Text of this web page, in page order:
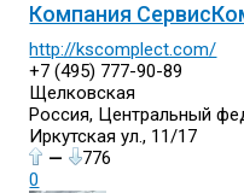
Компания
http://kscomplect.com/
+7 (495) 777-90-89
Щелковская
Россия, Центральный
Иркутская ул., 11/17
—
776
0